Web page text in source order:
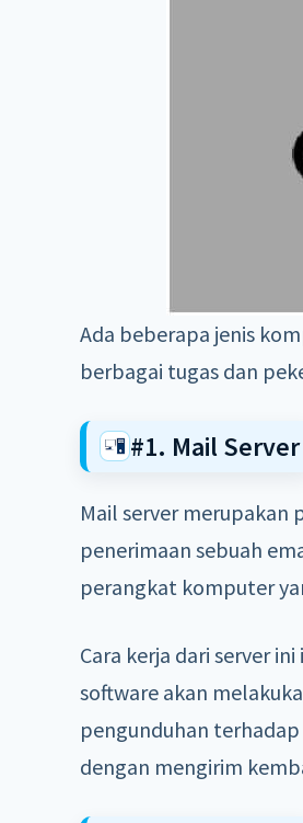
Ada beberapa jenis
berbagai tugas dan
#1. Mail Server
Mail server
penerimaan sebuah
perangkat komputer
Cara kerja dari server
software akan
pengunduhan terhadap
dengan mengirim